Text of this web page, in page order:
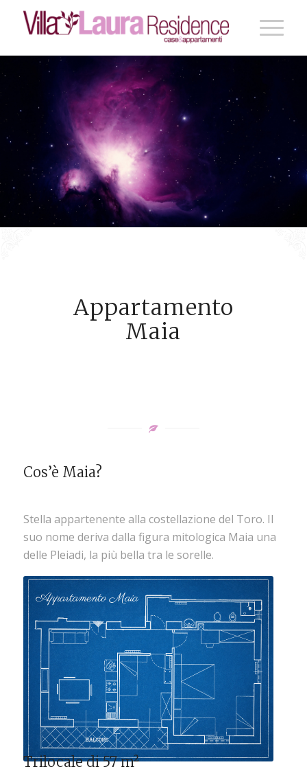
Appartamento
Maia
Cos’è Maia?
Stella appartenente alla costellazione del Toro. Il
suo nome deriva dalla figura mitologica Maia una
delle Pleiadi, la più bella tra le sorelle.
Trilocale di 57 m²